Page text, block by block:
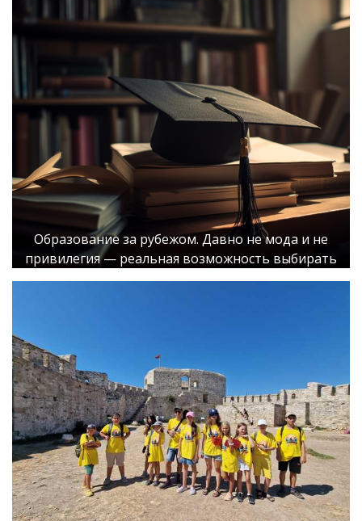
Образование за рубежом. Давно не мода и не
привилегия — реальная возможность выбирать